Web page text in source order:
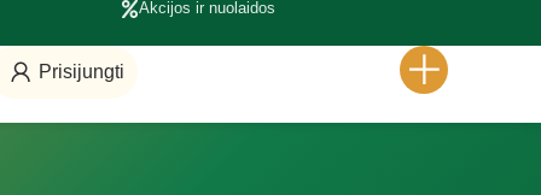
Akcijos ir nuolaidos
Prisijungti